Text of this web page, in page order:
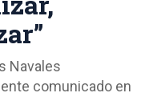
Navales
comunicado en